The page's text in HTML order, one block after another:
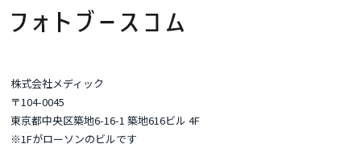
株式会社メディック
〒104-0045
東京都中央区築地6-16-1 築地616ビル 4F
※1Fがローソンのビルです